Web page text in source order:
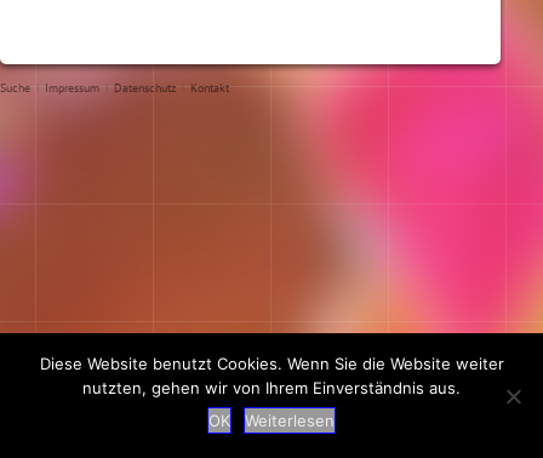
Suche | Impressum | Datenschutz | Kontakt
Diese Website benutzt Cookies. Wenn Sie die Website weiter
nutzten, gehen wir von Ihrem Einverständnis aus.
OK
Weiterlesen